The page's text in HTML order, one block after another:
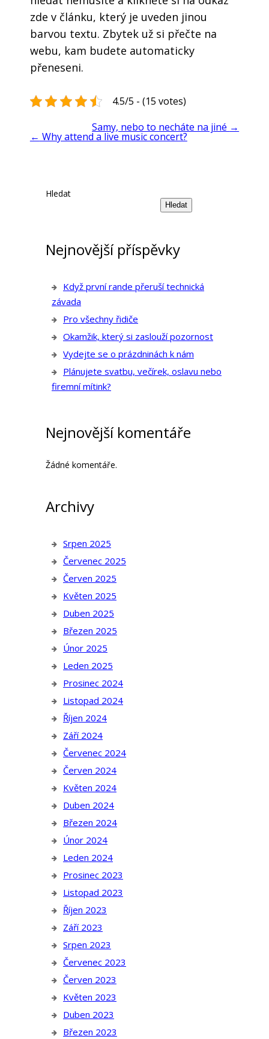
zde v článku, který je uveden jinou
barvou textu. Zbytek už si přečte na
webu, kam budete automaticky
přeneseni.
4.5/5 - (15 votes)
Samy, nebo to necháte na jiné →
← Why attend a live music concert?
Hledat
Hledat
Nejnovější příspěvky
Když první rande přeruší technická
závada
Pro všechny řidiče
Okamžik, který si zaslouží pozornost
Vydejte se o prázdninách k nám
Plánujete svatbu, večírek, oslavu nebo
firemní mítink?
Nejnovější komentáře
Žádné komentáře.
Archivy
Srpen 2025
Červenec 2025
Červen 2025
Květen 2025
Duben 2025
Březen 2025
Únor 2025
Leden 2025
Prosinec 2024
Listopad 2024
Říjen 2024
Září 2024
Červenec 2024
Červen 2024
Květen 2024
Duben 2024
Březen 2024
Únor 2024
Leden 2024
Prosinec 2023
Listopad 2023
Říjen 2023
Září 2023
Srpen 2023
Červenec 2023
Červen 2023
Květen 2023
Duben 2023
Březen 2023